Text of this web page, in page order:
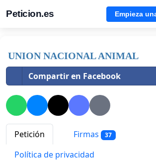
Peticion.es Empieza
UNION NACIONAL ANIMAL
Compartir en Facebook
Petición Firmas 37
Política de privacidad